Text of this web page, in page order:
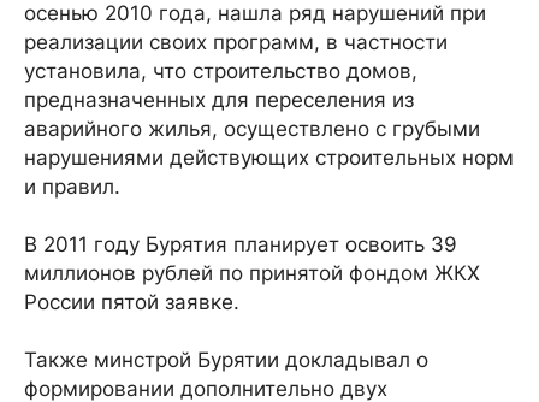
осенью 2010 года, нашла ряд нарушений при
реализации своих программ, в частности
установила, что строительство домов,
предназначенных для переселения из
аварийного жилья, осуществлено с грубыми
нарушениями действующих строительных норм
и правил.
В 2011 году Бурятия планирует освоить 39
миллионов рублей по принятой фондом ЖКХ
России пятой заявке.
Также минстрой Бурятии докладывал о
формировании дополнительно двух